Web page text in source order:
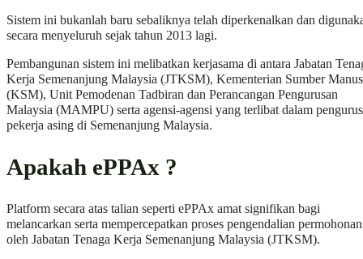
Sistem ini bukanlah baru sebaliknya telah diperkenalkan dan
secara menyeluruh sejak tahun 2013 lagi.
Pembangunan sistem ini melibatkan kerjasama di antara Jabatan
Kerja Semenanjung Malaysia (JTKSM), Kementerian Sumber
(KSM), Unit Pemodenan Tadbiran dan Perancangan Pengurusan
Malaysia (MAMPU) serta agensi-agensi yang terlibat dalam
pekerja asing di Semenanjung Malaysia.
Apakah ePPAx ?
Platform secara atas talian seperti ePPAx amat signifikan bagi
melancarkan serta mempercepatkan proses pengendalian permohonan
oleh Jabatan Tenaga Kerja Semenanjung Malaysia (JTKSM).